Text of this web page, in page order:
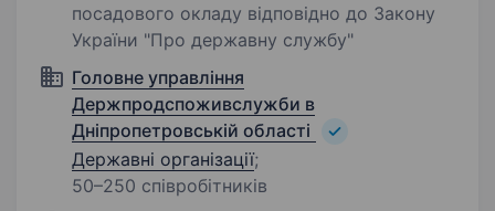
посадового окладу відповідно до Закону
України "Про державну службу"
Головне управління
Держпродспоживслужби в
Дніпропетровській області
Державні організації;
50–250 співробітників